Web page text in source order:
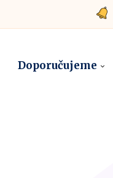
Doporučujeme